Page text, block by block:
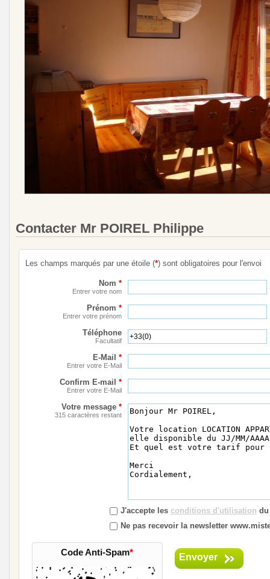
Contacter Mr POIREL Philippe
Les champs marqués par une étoile (*) sont obligatoires pour l'envoi
Nom *
Entrer votre nom
Prénom *
Entrer votre prénom
Téléphone
Facultatif
E-Mail *
Entrer votre E-Mail
Confirm E-mail *
Entrer votre E-Mail
Votre message *
315 caractères restant
J'accepte les conditions d'utilisation
Ne pas recevoir la newsletter
Code Anti-Spam* Envoyer